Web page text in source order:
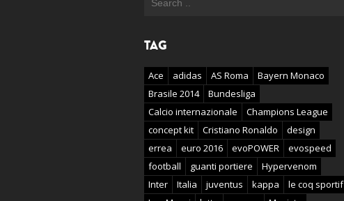
TAG
Ace adidas AS Roma
Bayern Monaco
Brasile 2014
Bundesliga
Calcio internazionale
Champions League
concept kit
Cristiano Ronaldo
design
errea
euro 2016 evoPOWER
evospeed
football
guanti portiere
Hypervenom
Inter
Italia juventus kappa
le coq sportif